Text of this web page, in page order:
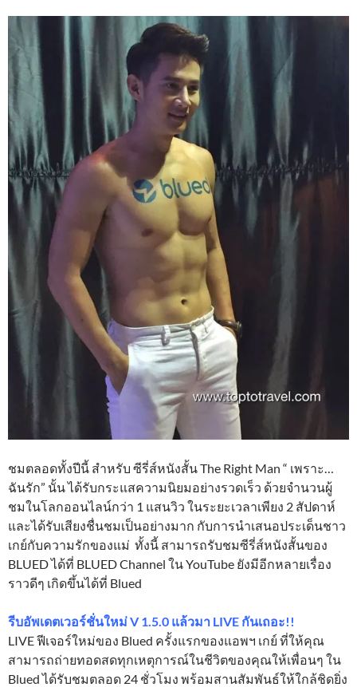
ชมตลอดทั้งปีนี้ สำหรับ ซีรี่ส์หนังสั้น The Right Man “ เพราะ…
ฉันรัก” นั้น ได้รับกระแสความนิยมอย่างรวดเร็ว ด้วยจำนวนผู้
ชมในโลกออนไลน์กว่า 1 แสนวิว ในระยะเวลาเพียง 2 สัปดาห์
และได้รับเสียงชื่นชมเป็นอย่างมาก กับการนำเสนอประเด็นชาว
เกย์กับความรักของแม่ ทั้งนี้ สามารถรับชมซีรี่ส์หนังสั้นของ
BLUED ได้ที่ BLUED Channel ใน YouTube ยังมีอีกหลายเรื่อง
ราวดีๆ เกิดขึ้นได้ที่ Blued
รีบอัพเดตเวอร์ชั่นใหม่ V 1.5.0 แล้วมา LIVE กันเถอะ!!
LIVE ฟีเจอร์ใหม่ของ Blued ครั้งแรกของแอพฯ เกย์ ที่ให้คุณ
สามารถถ่ายทอดสดทุกเหตุการณ์ในชีวิตของคุณให้เพื่อนๆ ใน
Blued ได้รับชมตลอด 24 ชั่วโมง พร้อมสานสัมพันธ์ให้ใกล้ชิดยิ่ง